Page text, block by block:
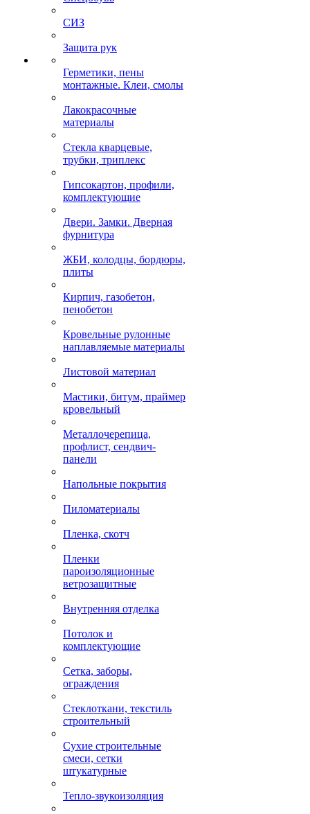
СИЗ
Защита рук
Герметики, пены
монтажные. Клеи, смолы
Лакокрасочные
материалы
Стекла кварцевые,
трубки, триплекс
Гипсокартон, профили,
комплектующие
Двери. Замки. Дверная
фурнитура
ЖБИ, колодцы, бордюры,
плиты
Кирпич, газобетон,
пенобетон
Кровельные рулонные
наплавляемые материалы
Листовой материал
Мастики, битум, праймер
кровельный
Металлочерепица,
профлист, сендвич-
панели
Напольные покрытия
Пиломатериалы
Пленка, скотч
Пленки
пароизоляционные
ветрозащитные
Внутренняя отделка
Потолок и
комплектующие
Сетка, заборы,
ограждения
Стеклоткани, текстиль
строительный
Сухие строительные
смеси, сетки
штукатурные
Тепло-звукоизоляция